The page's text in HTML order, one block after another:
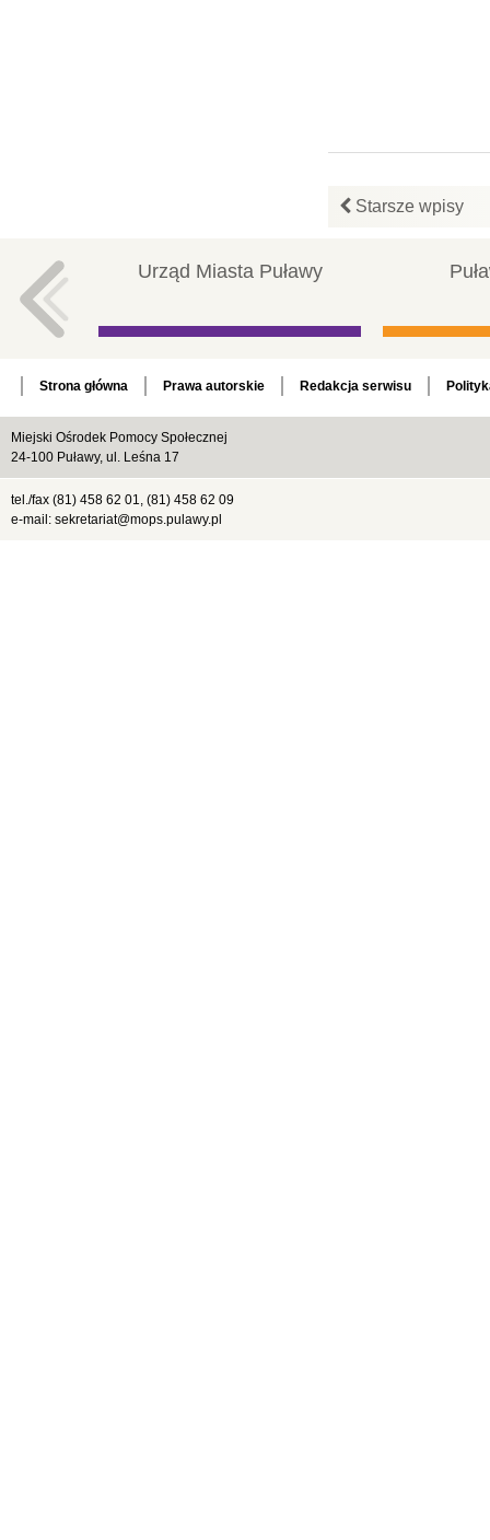
Starsze wpisy
Urząd Miasta Puławy
Strona główna Prawa autorskie Redakcja serwisu
Miejski Ośrodek Pomocy Społecznej
24-100 Puławy, ul. Leśna 17
tel./fax (81) 458 62 01, (81) 458 62 09
e-mail: sekretariat@mops.pulawy.pl